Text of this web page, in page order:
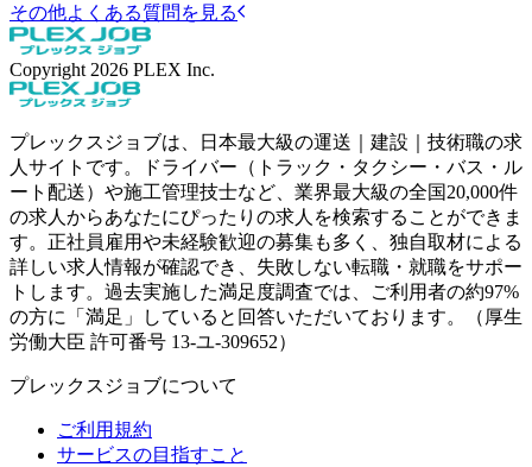
その他よくある質問を見る
Copyright 2026 PLEX Inc.
プレックスジョブは、日本最大級の運送｜建設｜技術職の求
人サイトです。ドライバー（トラック・タクシー・バス・ル
ート配送）や施工管理技士など、業界最大級の全国20,000件
の求人からあなたにぴったりの求人を検索することができま
す。正社員雇用や未経験歓迎の募集も多く、独自取材による
詳しい求人情報が確認でき、失敗しない転職・就職をサポー
トします。過去実施した満足度調査では、ご利用者の約97%
の方に「満足」していると回答いただいております。（厚生
労働大臣 許可番号 13-ユ-309652）
プレックスジョブについて
ご利用規約
サービスの目指すこと